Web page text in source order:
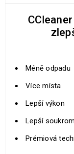
Méně odpadu
Více místa
Lepší výkon
Lepší
Prémiová